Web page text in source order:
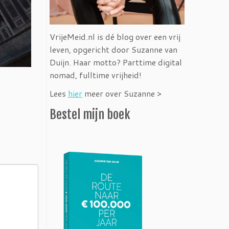
VrijeMeid.nl is dé blog over een vrij
leven, opgericht door Suzanne van
Duijn. Haar motto? Parttime digital
nomad, fulltime vrijheid!
Lees hier meer over Suzanne >
Bestel mijn boek